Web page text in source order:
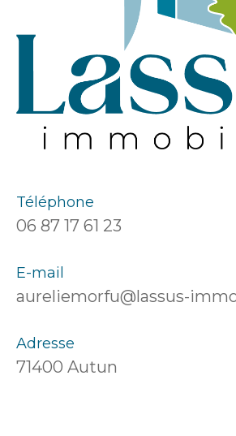
Téléphone
06 87 17 61 23
E-mail
aureliemorfu@lassus-
Adresse
71400 Autun